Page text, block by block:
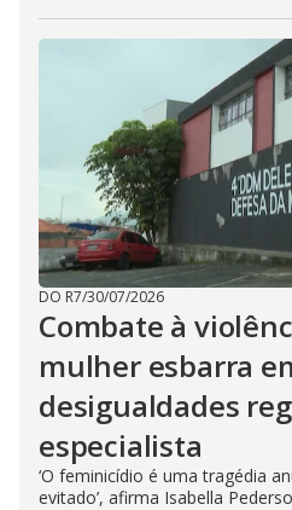
DO R7/30/07/2026
Combate à
mulher esbarra
desigualdades
especialista
‘O feminicídio é uma tragédia
evitado’, afirma Isabella